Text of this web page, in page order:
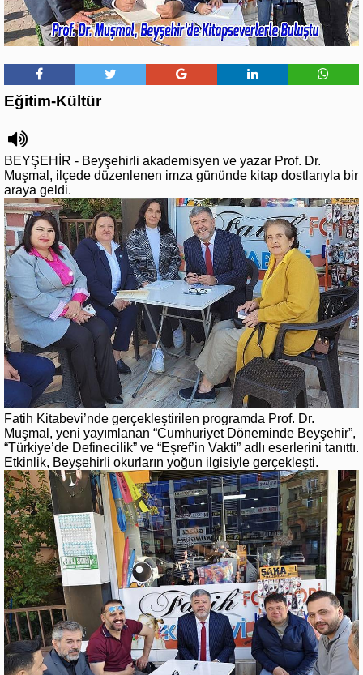
Eğitim-Kültür
BEYŞEHİR - Beyşehirli akademisyen ve yazar Prof. Dr.
Muşmal, ilçede düzenlenen imza gününde kitap dostlarıyla bir
araya geldi.
Fatih Kitabevi’nde gerçekleştirilen programda Prof. Dr.
Muşmal, yeni yayımlanan “Cumhuriyet Döneminde Beyşehir”,
“Türkiye’de Definecilik” ve “Eşref’in Vakti” adlı eserlerini tanıttı.
Etkinlik, Beyşehirli okurların yoğun ilgisiyle gerçekleşti.